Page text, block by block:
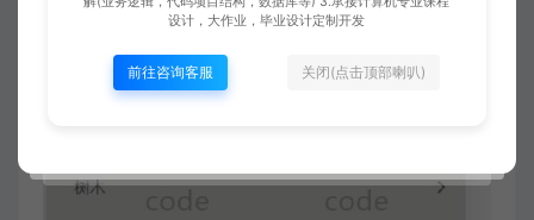
设计，大作业，毕业设计定制开发
前往咨询客服 关闭(点击顶部喇叭)